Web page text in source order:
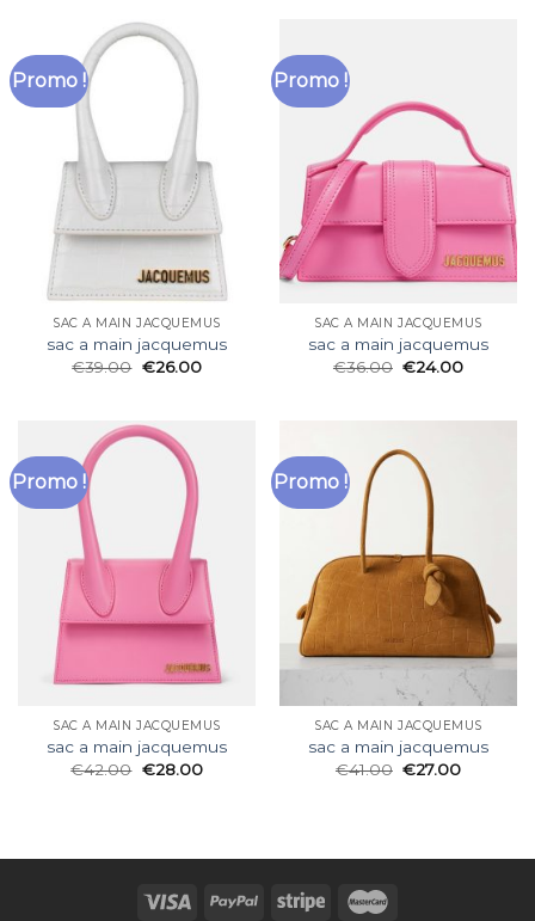
Promo !
SAC A MAIN JACQUEMUS
sac a main jacquemus
€39.00 €26.00
Promo !
SAC A MAIN JACQUEMUS
sac a main jacquemus
€36.00 €24.00
Promo !
SAC A MAIN JACQUEMUS
sac a main jacquemus
€42.00 €28.00
Promo !
SAC A MAIN JACQUEMUS
sac a main jacquemus
€41.00 €27.00